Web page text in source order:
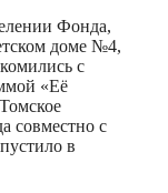
Фонда,
доме №4,
с
«Её
совместно с
в